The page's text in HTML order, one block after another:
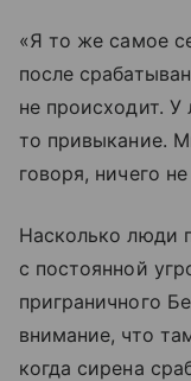
«Я то же самое
после
не происходит. У
то привыкание.
говоря, ничего
Насколько люди
с постоянной
приграничного
внимание, что
когда сирена